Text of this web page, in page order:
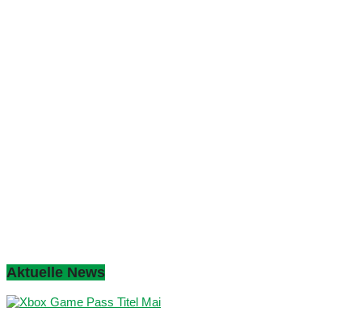
Aktuelle News